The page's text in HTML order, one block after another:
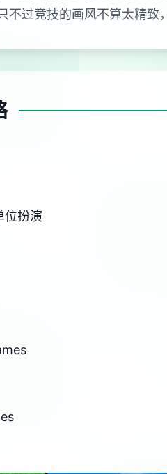
不过竞技的画风不算太精致
位扮演